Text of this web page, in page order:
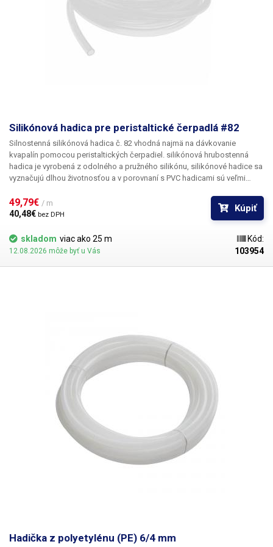
Silikónová hadica pre peristaltické čerpadlá #82
Silnostenná silikónová hadica č. 82 vhodná najmä na dávkovanie
kvapalín pomocou peristaltických čerpadiel. silikónová hrubostenná
hadica je vyrobená z odolného a pružného silikónu, silikónové hadice sa
vyznačujú dlhou životnosťou a v porovnaní s PVC hadicami sú veľmi
49,79€ / m
40,48€ bez DPH
Kúpiť
skladom viac ako 25 m
12.08.2026 môže byť u Vás
Kód:
103954
Hadička z polyetylénu (PE) 6/4 mm